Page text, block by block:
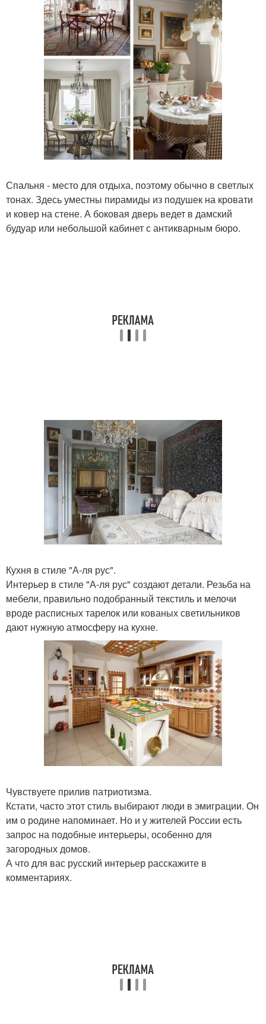
Спальня - место для отдыха, поэтому обычно в светлых
тонах. Здесь уместны пирамиды из подушек на кровати
и ковер на стене. А боковая дверь ведет в дамский
будуар или небольшой кабинет с антикварным бюро.
Кухня в стиле "А-ля рус".
Интерьер в стиле "А-ля рус" создают детали. Резьба на
мебели, правильно подобранный текстиль и мелочи
вроде расписных тарелок или кованых светильников
дают нужную атмосферу на кухне.
Чувствуете прилив патриотизма.
Кстати, часто этот стиль выбирают люди в эмиграции. Он
им о родине напоминает. Но и у жителей России есть
запрос на подобные интерьеры, особенно для
загородных домов.
А что для вас русский интерьер расскажите в
комментариях.